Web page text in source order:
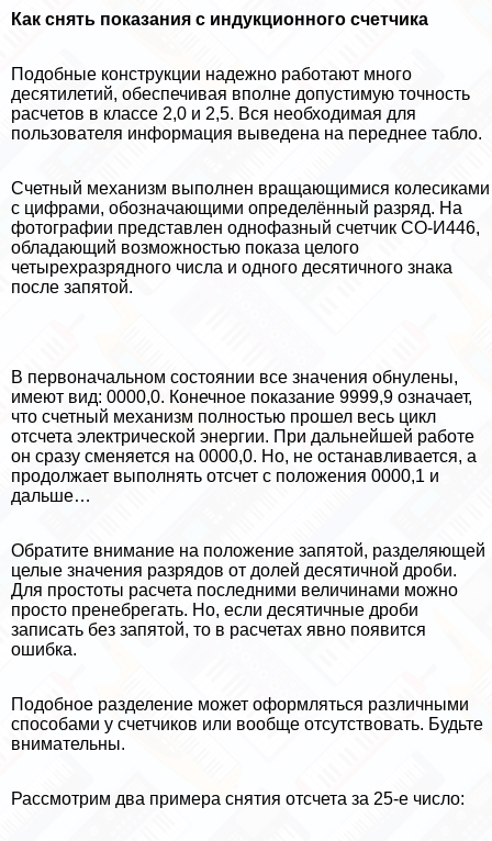
Как снять показания с индукционного счетчика
Подобные конструкции надежно работают много
десятилетий, обеспечивая вполне допустимую точность
расчетов в классе 2,0 и 2,5. Вся необходимая для
пользователя информация выведена на переднее табло.
Счетный механизм выполнен вращающимися колесиками
с цифрами, обозначающими определённый разряд. На
фотографии представлен однофазный счетчик СО-И446,
обладающий возможностью показа целого
четырехразрядного числа и одного десятичного знака
после запятой.
В первоначальном состоянии все значения обнулены,
имеют вид: 0000,0. Конечное показание 9999,9 означает,
что счетный механизм полностью прошел весь цикл
отсчета электрической энергии. При дальнейшей работе
он сразу сменяется на 0000,0. Но, не останавливается, а
продолжает выполнять отсчет с положения 0000,1 и
дальше…
Обратите внимание на положение запятой, разделяющей
целые значения разрядов от долей десятичной дроби.
Для простоты расчета последними величинами можно
просто пренебрегать. Но, если десятичные дроби
записать без запятой, то в расчетах явно появится
ошибка.
Подобное разделение может оформляться различными
способами у счетчиков или вообще отсутствовать. Будьте
внимательны.
Рассмотрим два примера снятия отсчета за 25-е число: